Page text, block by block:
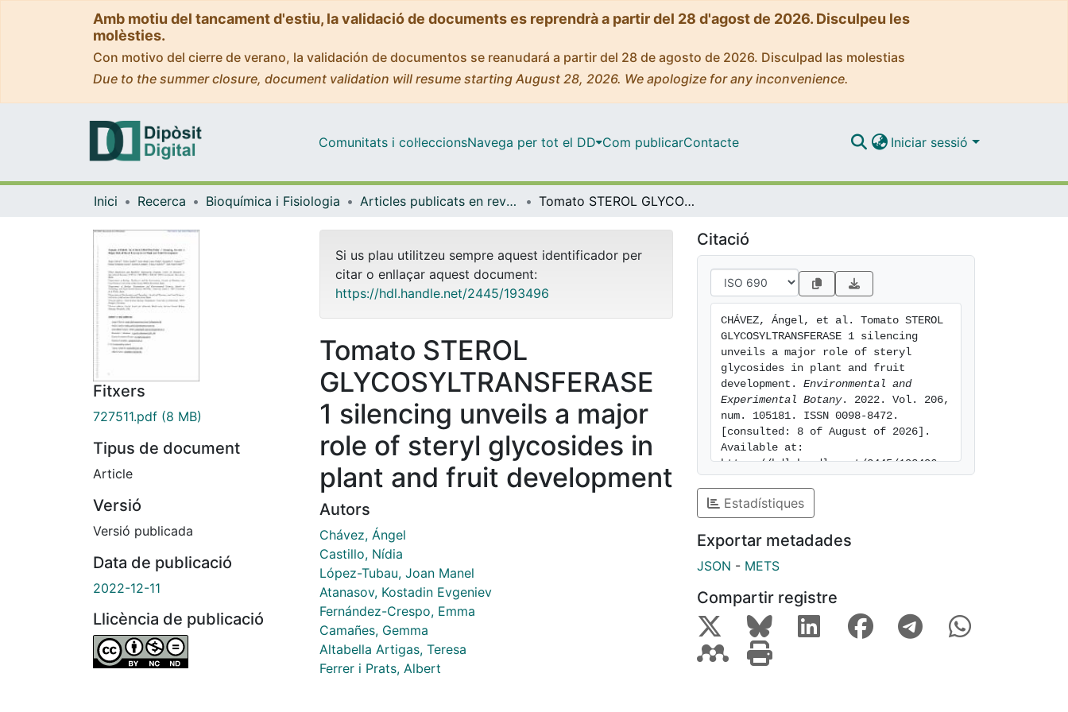
Amb motiu del tancament d'estiu, la validació de documents es reprendrà a partir del 28 d'agost de 2026. Disculpeu les
molèsties.
Con motivo del cierre de verano, la validación de documentos se reanudará a partir del 28 de agosto de 2026. Disculpad las molestias
Due to the summer closure, document validation will resume starting August 28, 2026. We apologize for any inconvenience.
Comunitats i col·leccionsNavega per tot el DD Com publicarContacte Iniciar sessió
Inici Recerca Bioquímica i Fisiologia Articles publicats en revistes (Bioquímica i Fisiologia) Tomato STEROL GLYCOSYLTRANSFERASE 1 silencing unveils a major role of steryl glycosides in plant and fruit development
Fitxers
727511.pdf (8 MB)
Tipus de document
Article
Versió
Versió publicada
Data de publicació
2022-12-11
Llicència de publicació
Si us plau utilitzeu sempre aquest identificador per
citar o enllaçar aquest document:
https://hdl.handle.net/2445/193496
Tomato STEROL
GLYCOSYLTRANSFERASE
1 silencing unveils a major
role of steryl glycosides in
plant and fruit development
Autors
Chávez, Ángel
Castillo, Nídia
López-Tubau, Joan Manel
Atanasov, Kostadin Evgeniev
Fernández-Crespo, Emma
Camañes, Gemma
Altabella Artigas, Teresa
Ferrer i Prats, Albert
Citació
CHÁVEZ, Ángel, et al. Tomato STEROL
GLYCOSYLTRANSFERASE 1 silencing
unveils a major role of steryl
glycosides in plant and fruit
development. Environmental and
Experimental Botany. 2022. Vol. 206,
num. 105181. ISSN 0098-8472.
[consulted: 8 of August of 2026].
Available at:
https://hdl.handle.net/2445/193496
Estadístiques
Exportar metadades
JSON - METS
Compartir registre